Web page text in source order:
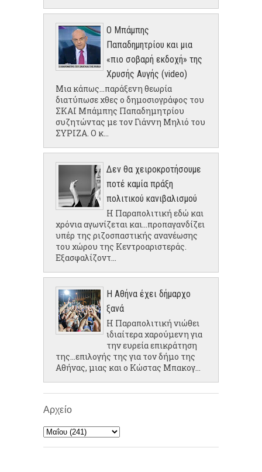
Ο Μπάμπης
Παπαδημητρίου και μια
«πιο σοβαρή εκδοχή» της
Χρυσής Αυγής (video)
Μια κάπως...παράξενη θεωρία
διατύπωσε χθες ο δημοσιογράφος του
ΣΚΑΙ Μπάμπης Παπαδημητρίου
συζητώντας με τον Γιάννη Μηλιό του
ΣΥΡΙΖΑ. Ο κ...
Δεν θα χειροκροτήσουμε
ποτέ καμία πράξη
πολιτικού κανιβαλισμού
Η Παραπολιτική εδώ και
χρόνια αγωνίζεται και...προπαγανδίζει
υπέρ της ριζοσπαστικής ανανέωσης
του χώρου της Κεντροαριστεράς.
Εξασφαλίζοντ...
Η Αθήνα έχει δήμαρχο
ξανά
Η Παραπολιτική νιώθει
ιδιαίτερα χαρούμενη για
την ευρεία επικράτηση
της...επιλογής της για τον δήμο της
Αθήνας, μιας και ο Κώστας Μπακογ...
Αρχείο